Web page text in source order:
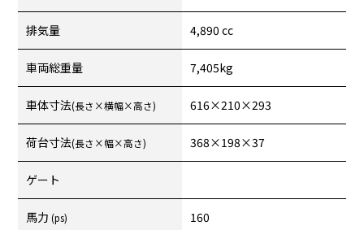
排気量 4,890 cc
車両総重量 7,405kg
車体寸法(長さ×横幅×高さ) 616×210×293
荷台寸法(長さ×幅×高さ) 368×198×37
ゲート
馬力 (ps) 160